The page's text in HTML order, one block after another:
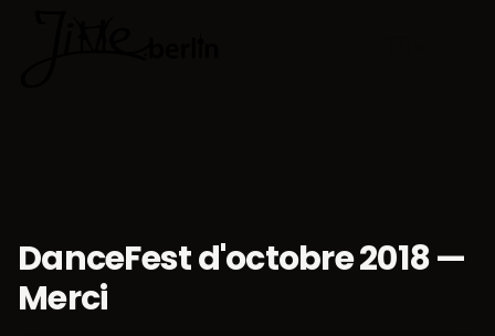
DanceFest d'octobre 2018 —
Merci